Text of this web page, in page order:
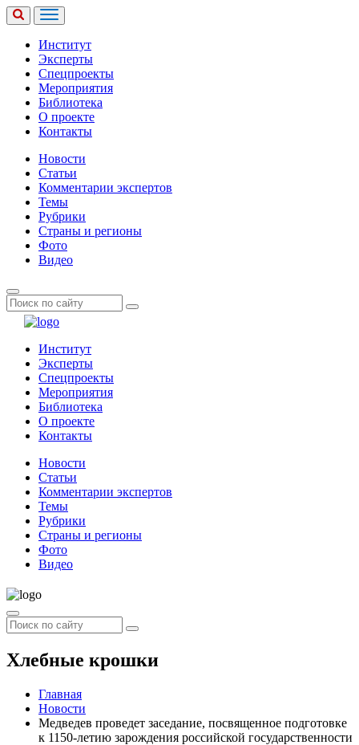
Институт
Эксперты
Спецпроекты
Мероприятия
Библиотека
О проекте
Контакты
Новости
Статьи
Комментарии экспертов
Темы
Рубрики
Страны и регионы
Фото
Видео
Институт
Эксперты
Спецпроекты
Мероприятия
Библиотека
О проекте
Контакты
Новости
Статьи
Комментарии экспертов
Темы
Рубрики
Страны и регионы
Фото
Видео
Хлебные крошки
Главная
Новости
Медведев проведет заседание, посвященное подготовке
к 1150-летию зарождения российской государственности